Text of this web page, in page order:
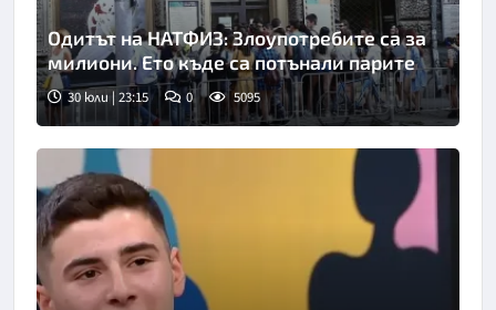
Одитът на НАТФИЗ: Злоупотребите са за
милиони. Ето къде са потънали парите
30 юли | 23:15 0 5095